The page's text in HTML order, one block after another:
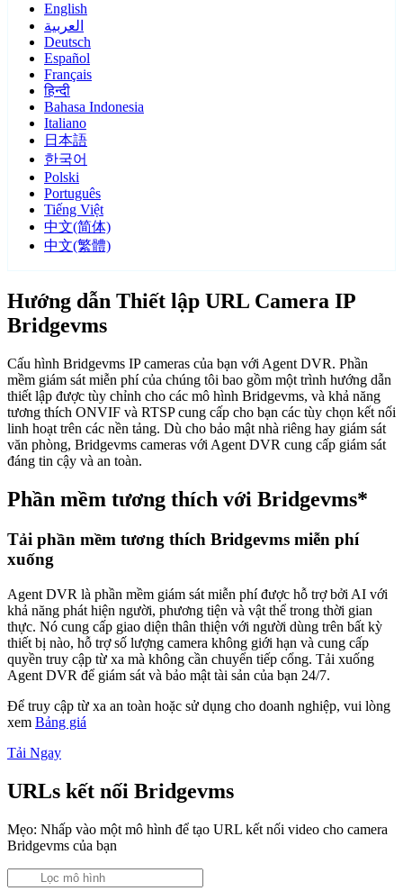
English
العربية
Deutsch
Español
Français
हिन्दी
Bahasa Indonesia
Italiano
日本語
한국어
Polski
Português
Tiếng Việt
中文(简体)
中文(繁體)
Hướng dẫn Thiết lập URL Camera IP
Bridgevms
Cấu hình Bridgevms IP cameras của bạn với Agent DVR. Phần
mềm giám sát miễn phí của chúng tôi bao gồm một trình hướng dẫn
thiết lập được tùy chỉnh cho các mô hình Bridgevms, và khả năng
tương thích ONVIF và RTSP cung cấp cho bạn các tùy chọn kết nối
linh hoạt trên các nền tảng. Dù cho bảo mật nhà riêng hay giám sát
văn phòng, Bridgevms cameras với Agent DVR cung cấp giám sát
đáng tin cậy và an toàn.
Phần mềm tương thích với Bridgevms*
Tải phần mềm tương thích Bridgevms miễn phí
xuống
Agent DVR là phần mềm giám sát miễn phí được hỗ trợ bởi AI với
khả năng phát hiện người, phương tiện và vật thể trong thời gian
thực. Nó cung cấp giao diện thân thiện với người dùng trên bất kỳ
thiết bị nào, hỗ trợ số lượng camera không giới hạn và cung cấp
quyền truy cập từ xa mà không cần chuyển tiếp cổng. Tải xuống
Agent DVR để giám sát và bảo mật tài sản của bạn 24/7.
Để truy cập từ xa an toàn hoặc sử dụng cho doanh nghiệp, vui lòng
xem Bảng giá
Tải Ngay
URLs kết nối Bridgevms
Mẹo: Nhấp vào một mô hình để tạo URL kết nối video cho camera
Bridgevms của bạn